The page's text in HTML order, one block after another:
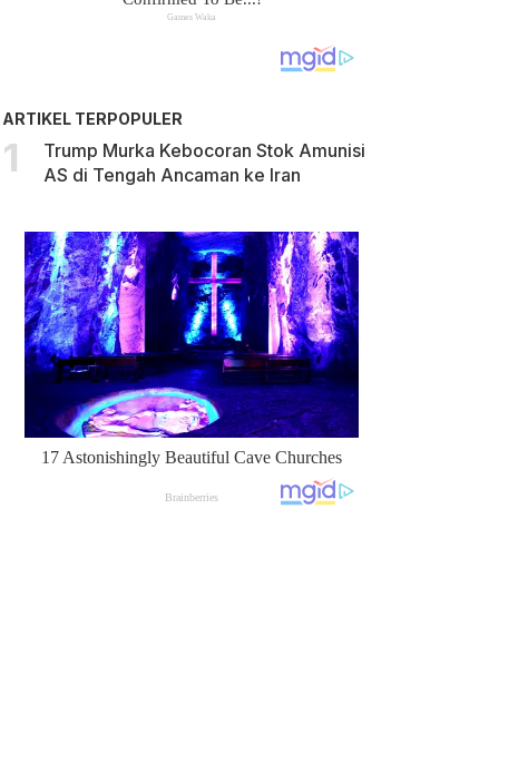
ARTIKEL TERPOPULER
Trump Murka Kebocoran Stok Amunisi
AS di Tengah Ancaman ke Iran